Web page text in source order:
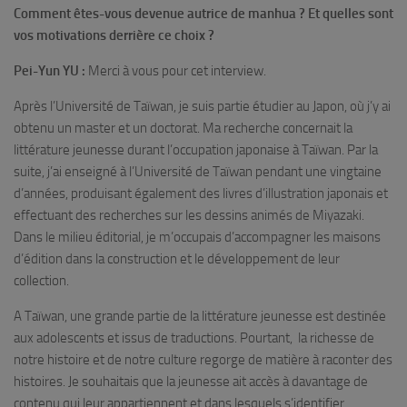
Comment êtes-vous devenue autrice de manhua ? Et quelles sont
vos motivations derrière ce choix ?
Pei-Yun YU : Merci à vous pour cet interview.
Après l’Université de Taïwan, je suis partie étudier au Japon, où j’y ai
obtenu un master et un doctorat. Ma recherche concernait la
littérature jeunesse durant l’occupation japonaise à Taïwan. Par la
suite, j’ai enseigné à l’Université de Taïwan pendant une vingtaine
d’années, produisant également des livres d’illustration japonais et
effectuant des recherches sur les dessins animés de Miyazaki.
Dans le milieu éditorial, je m’occupais d’accompagner les maisons
d’édition dans la construction et le développement de leur
collection.
A Taïwan, une grande partie de la littérature jeunesse est destinée
aux adolescents et issus de traductions. Pourtant, la richesse de
notre histoire et de notre culture regorge de matière à raconter des
histoires. Je souhaitais que la jeunesse ait accès à davantage de
contenu qui leur appartiennent et dans lesquels s’identifier.